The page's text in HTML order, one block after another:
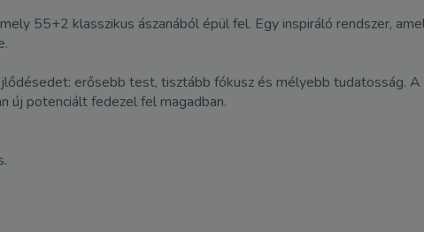
55+2 klasszikus ászanából épül fel. Egy inspiráló rendszer,
erősebb test, tisztább fókusz és mélyebb tudatosság.
új potenciált fedezel fel magadban.